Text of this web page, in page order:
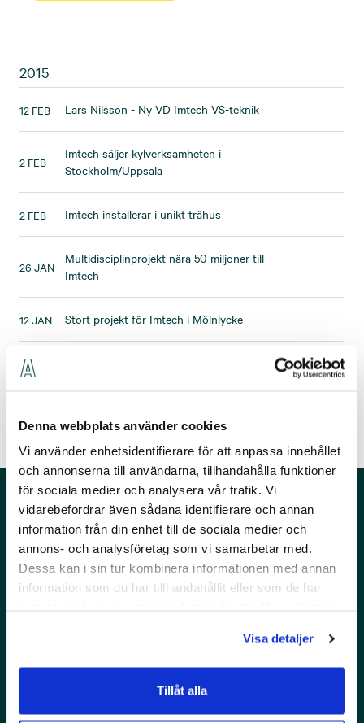
Denna webbplats använder cookies
Vi använder enhetsidentifierare för att anpassa innehållet
och annonserna till användarna, tillhandahålla funktioner
för sociala medier och analysera vår trafik. Vi
vidarebefordrar även sådana identifierare och annan
information från din enhet till de sociala medier och
annons- och analysföretag som vi samarbetar med.
Dessa kan i sin tur kombinera informationen med annan
information som du har tillhandahållit eller som de har
Visa detaljer
Tillåt alla
2015
12 FEB Lars Nilsson - Ny VD Imtech VS-teknik
2 FEB
Imtech säljer kylverksamheten i
Stockholm/Uppsala
2 FEB Imtech installerar i unikt trähus
26 JAN
Multidisciplinprojekt nära 50 miljoner till
Imtech
12 JAN Stort projekt för Imtech i Mölnlycke
Presskontakt
Har du frågor? Kontakta gärna vår presskontakt
Åsvor Brynnel.